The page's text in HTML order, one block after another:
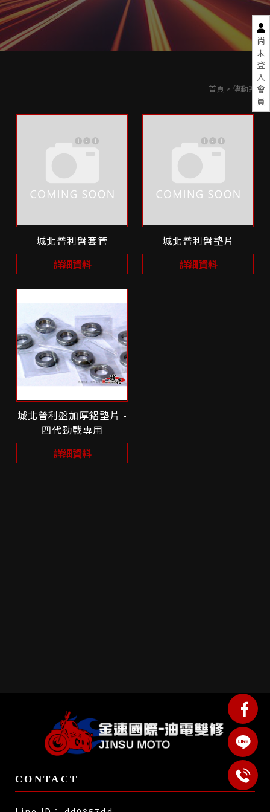
尚
未
登
入
會
員
首頁 > 傳動系統
城北普利盤套管
詳細資料
城北普利盤墊片
詳細資料
城北普利盤加厚鋁墊片 -
四代勁戰專用
詳細資料